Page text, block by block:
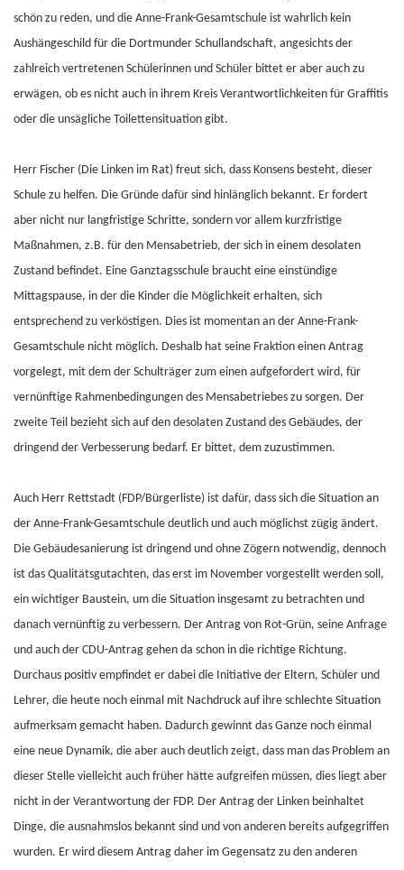
schön zu reden, und die Anne-Frank-Gesamtschule ist wahrlich kein
Aushängeschild für die Dortmunder Schullandschaft, angesichts der
zahlreich vertretenen Schülerinnen und Schüler bittet er aber auch zu
erwägen, ob es nicht auch in ihrem Kreis Verantwortlichkeiten für Graffitis
oder die unsägliche Toilettensituation gibt.
Herr Fischer (Die Linken im Rat) freut sich, dass Konsens besteht, dieser
Schule zu helfen. Die Gründe dafür sind hinlänglich bekannt. Er fordert
aber nicht nur langfristige Schritte, sondern vor allem kurzfristige
Maßnahmen, z.B. für den Mensabetrieb, der sich in einem desolaten
Zustand befindet. Eine Ganztagsschule braucht eine einstündige
Mittagspause, in der die Kinder die Möglichkeit erhalten, sich
entsprechend zu verköstigen. Dies ist momentan an der Anne-Frank-
Gesamtschule nicht möglich. Deshalb hat seine Fraktion einen Antrag
vorgelegt, mit dem der Schulträger zum einen aufgefordert wird, für
vernünftige Rahmenbedingungen des Mensabetriebes zu sorgen. Der
zweite Teil bezieht sich auf den desolaten Zustand des Gebäudes, der
dringend der Verbesserung bedarf. Er bittet, dem zuzustimmen.
Auch Herr Rettstadt (FDP/Bürgerliste) ist dafür, dass sich die Situation an
der Anne-Frank-Gesamtschule deutlich und auch möglichst zügig ändert.
Die Gebäudesanierung ist dringend und ohne Zögern notwendig, dennoch
ist das Qualitätsgutachten, das erst im November vorgestellt werden soll,
ein wichtiger Baustein, um die Situation insgesamt zu betrachten und
danach vernünftig zu verbessern. Der Antrag von Rot-Grün, seine Anfrage
und auch der CDU-Antrag gehen da schon in die richtige Richtung.
Durchaus positiv empfindet er dabei die Initiative der Eltern, Schüler und
Lehrer, die heute noch einmal mit Nachdruck auf ihre schlechte Situation
aufmerksam gemacht haben. Dadurch gewinnt das Ganze noch einmal
eine neue Dynamik, die aber auch deutlich zeigt, dass man das Problem an
dieser Stelle vielleicht auch früher hätte aufgreifen müssen, dies liegt aber
nicht in der Verantwortung der FDP. Der Antrag der Linken beinhaltet
Dinge, die ausnahmslos bekannt sind und von anderen bereits aufgegriffen
wurden. Er wird diesem Antrag daher im Gegensatz zu den anderen